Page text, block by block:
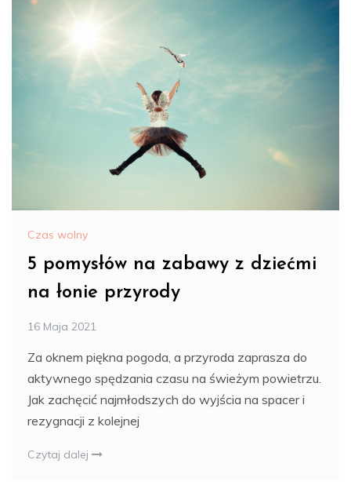
Czas wolny
5 pomysłów na zabawy z dziećmi
na łonie przyrody
16 Maja 2021
Za oknem piękna pogoda, a przyroda zaprasza do
aktywnego spędzania czasu na świeżym powietrzu.
Jak zachęcić najmłodszych do wyjścia na spacer i
rezygnacji z kolejnej
Czytaj dalej